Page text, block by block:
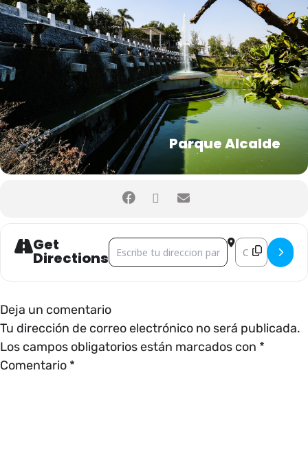
Parque Alcalde
Get
Directions
Address - Yoga en el Parque Alcalde []
Destination
Deja un comentario
Tu dirección de correo electrónico no será publicada.
Los campos obligatorios están marcados con *
Comentario *